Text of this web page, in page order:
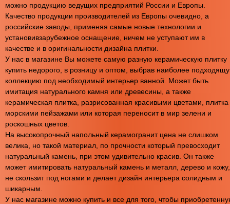
можно продукцию ведущих предприятий России и Европы.
Качество продукции производителей из Европы очевидно, а
российские заводы, применяя самые новые технологии и
установивзарубежное оснащение, ничем не уступают им в
качестве и в оригинальности дизайна плитки.
У нас в магазине Вы можете самую разную керамическую плитку
купить недорого, в розницу и оптом, выбрав наиболее
коллекцию под необходимый интерьер ванной. Может быть
имитация натурального камня или древесины, а также
керамическая плитка, разрисованная красивыми цветами, плитка
морскими пейзажами или которая переносит в мир зелени и
роскошных цветов.
На высокопрочный напольный керамогранит цена не слишком
велика, но такой материал, по прочности который превосходит
натуральный камень, при этом удивительно красив. Он также
может имитировать натуральный камень и металл, дерево и кожу,
не скользит под ногами и делает дизайн интерьера солидным и
шикарным.
У нас магазине можно купить и все для того, чтобы